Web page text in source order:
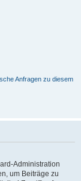
Anfragen zu diesem
Administration
um Beiträge zu